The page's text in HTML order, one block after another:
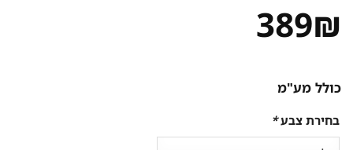
389₪
כולל מע"מ
בחירת צבע*